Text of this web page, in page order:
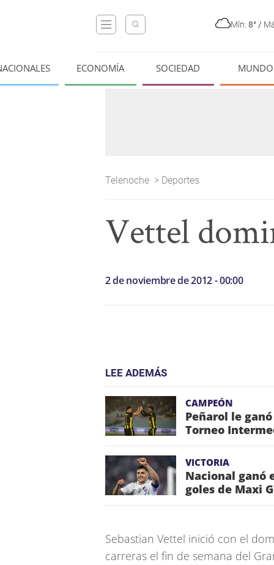
Mín: 8° /
ECONOMÍA SOCIEDAD MUNDO
Telenoche > Deportes
Vettel
2 de noviembre de 2012 - 00:00
LEE ADEMÁS
CAMPEÓN
Peñarol le
Torneo
VICTORIA
Nacional ganó
goles de Maxi
Sebastian Vettel inició con el
carreras el fin de semana del